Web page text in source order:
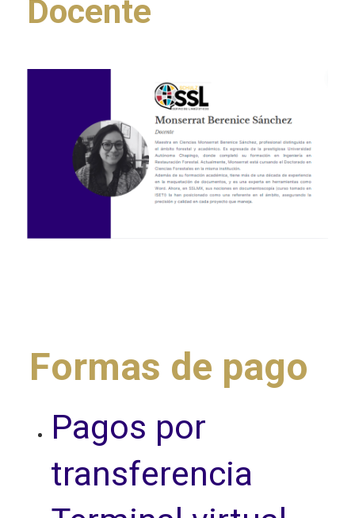
Docente
Formas de pago
Pagos por
transferencia